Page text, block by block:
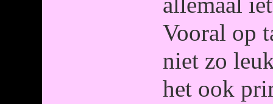
Vooral op
niet zo
het ook